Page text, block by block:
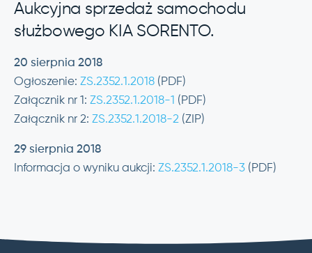
Aukcyjna sprzedaż samochodu
służbowego KIA SORENTO.
20 sierpnia 2018
Ogłoszenie: ZS.2352.1.2018 (PDF)
Załącznik nr 1: ZS.2352.1.2018-1 (PDF)
Załącznik nr 2: ZS.2352.1.2018-2 (ZIP)
29 sierpnia 2018
Informacja o wyniku aukcji: ZS.2352.1.2018-3 (PDF)